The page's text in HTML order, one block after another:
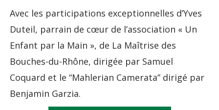
Avec les participations exceptionnelles d’Yves
Duteil, parrain de cœur de l’association « Un
Enfant par la Main », de La Maîtrise des
Bouches-du-Rhône, dirigée par Samuel
Coquard et le “Mahlerian Camerata” dirigé par
Benjamin Garzia.